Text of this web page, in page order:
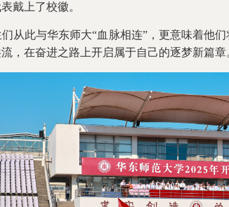
上了校徽。
此与华东师大“血脉相连”，更意味着他们
，在奋进之路上开启属于自己的逐梦新篇章